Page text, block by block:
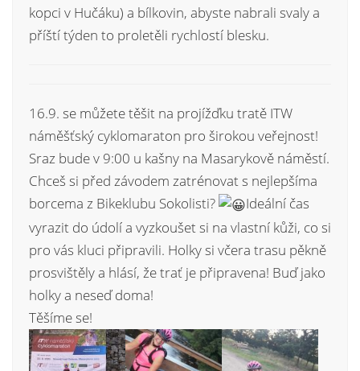
kopci v Hučáku) a bílkovin, abyste nabrali svaly a
příští týden to proletěli rychlostí blesku.
16.9. se můžete těšit na projížďku tratě ITW
náměšťský cyklomaraton pro širokou veřejnost!
Sraz bude v 9:00 u kašny na Masarykově náměstí.
Chceš si před závodem zatrénovat s nejlepšíma
borcema z Bikeklubu Sokolisti?
Ideální čas
vyrazit do údolí a vyzkoušet si na vlastní kůži, co si
pro vás kluci připravili. Holky si včera trasu pěkně
prosvištěly a hlásí, že trať je připravena! Buď jako
holky a neseď doma!
Těšíme se!